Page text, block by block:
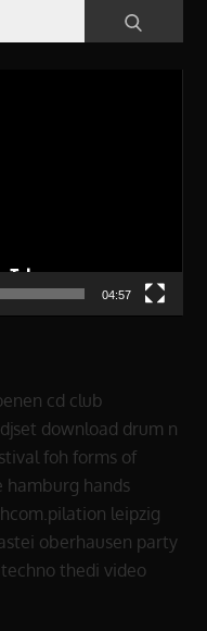
04:57
cd club
djset download drum n
foh forms of
hamburg hands
leipzig
oberhausen party
techno thedi video